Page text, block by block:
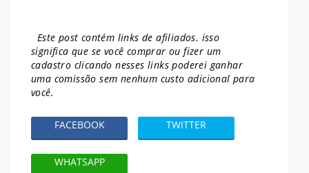
Este post contém links de afiliados. isso
significa que se você comprar ou fizer um
cadastro clicando nesses links poderei ganhar
uma comissão sem nenhum custo adicional para
você.
FACEBOOK TWITTER
WHATSAPP